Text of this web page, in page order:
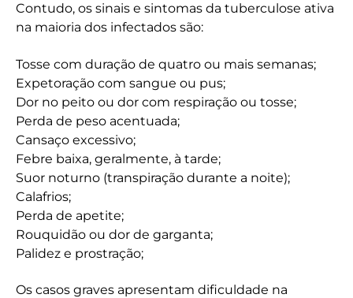
Contudo, os sinais e sintomas da tuberculose ativa
na maioria dos infectados são:
Tosse com duração de quatro ou mais semanas;
Expetoração com sangue ou pus;
Dor no peito ou dor com respiração ou tosse;
Perda de peso acentuada;
Cansaço excessivo;
Febre baixa, geralmente, à tarde;
Suor noturno (transpiração durante a noite);
Calafrios;
Perda de apetite;
Rouquidão ou dor de garganta;
Palidez e prostração;
Os casos graves apresentam dificuldade na